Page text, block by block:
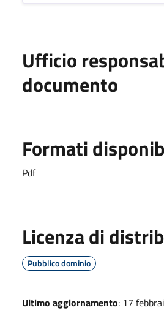
Ufficio
documento
Formati
Pdf
Licenza di
Pubblico dominio
Ultimo aggiornamento: 17